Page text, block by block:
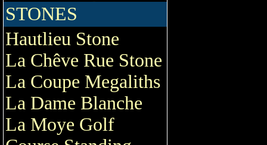
STONES
Hautlieu Stone
La Chêve Rue Stone
La Coupe Megaliths
La Dame Blanche
La Moye Golf